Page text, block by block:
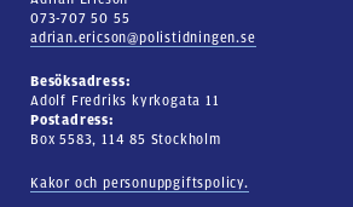
073-707 50 55
adrian.ericson@polistidningen.se
Besöksadress:
Adolf Fredriks kyrkogata 11
Postadress:
Box 5583, 114 85 Stockholm
Kakor och personuppgiftspolicy.